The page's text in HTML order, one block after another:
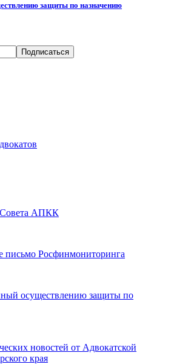
защиты по назначению
Совета АПКК
Росфинмониторинга
осуществлению защиты по
новостей от Адвокатской
края